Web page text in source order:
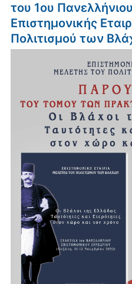
του 1ου
Επιστημονικής
Πολιτισμού των